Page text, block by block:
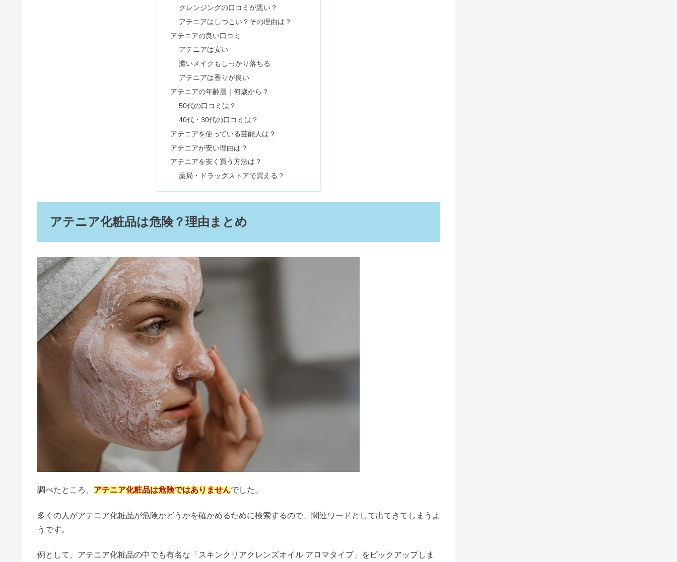
グルカサンダルはダサい？痛いor履きやすい？流行りはいつまでか
無印スーツケースは買ってはいけないと評判？機内持ち込み＆色人気も
絹女は口コミが悪い？【リファ比較・違い】壊れやすい評判も
ポールスミスの年齢層＆評判まとめ｜時計や財布が恥ずかしいって本当？
ミンネはひどいって本当？下手な作品・売れないの評判やトラブル
ファンデを塗った瞬間毛穴落ちする原因は？ひどい場合の直し方
クマケアクリニック大阪の口コミ・評判を調べてみた【梅田・茶屋町】
全粒粉とは体に悪い？パスタがまずい評判&小麦粉や強力粉との違い
タイガーバームはやばい？なぜ中止なの？口コミまとめ
クレンジングの口コミが悪い？
アテニアはしつこい？その理由は？
アテニアの良い口コミ
アテニアは安い
濃いメイクもしっかり落ちる
アテニアは香りが良い
アテニアの年齢層｜何歳から？
50代の口コミは？
40代・30代の口コミは？
アテニアを使っている芸能人は？
アテニアが安い理由は？
アテニアを安く買う方法は？
薬局・ドラッグストアで買える？
アテニア化粧品は危険？理由まとめ
調べたところ、 アテニア化粧品は危険ではありませんでした。
多くの人がアテニア化粧品が危険かどうかを確かめるために検索するので、関連ワードとして出てきてしまうよ
うです。
例として、アテニア化粧品の中でも有名な「スキンクリアクレンズオイル アロマタイプ」をピックアップしま